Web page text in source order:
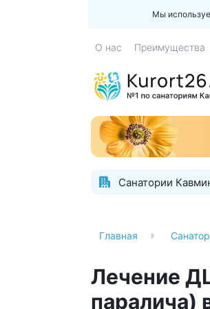
Мы
О нас Преимущества
Санатории
Главная
Лечение
паралича)